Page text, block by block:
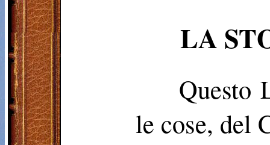
LA
Questo
le cose, del